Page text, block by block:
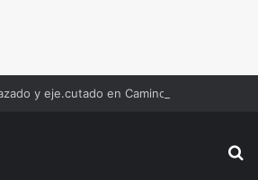
y eje.cutado en Camino Real